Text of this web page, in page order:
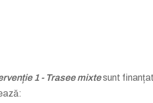
1 - Trasee mixtesunt